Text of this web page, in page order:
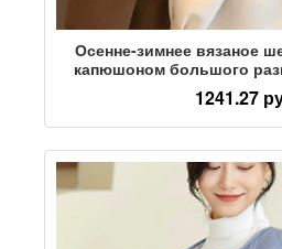
Осенне-зимнее вязаное
капюшоном большого
высокого качества,
поддельный
двойка
1241.27